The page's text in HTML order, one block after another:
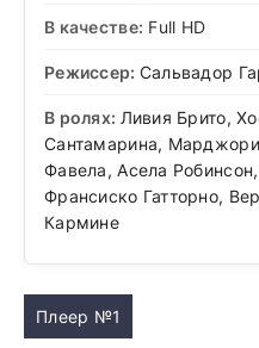
В качестве: Full HD
Режиссер: Сальвадор
В ролях: Ливия Брито,
Сантамарина,
Фавела, Асела
Франсиско Гатторно,
Кармине
Плеер №1